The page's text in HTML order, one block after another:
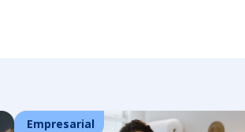
Empresarial